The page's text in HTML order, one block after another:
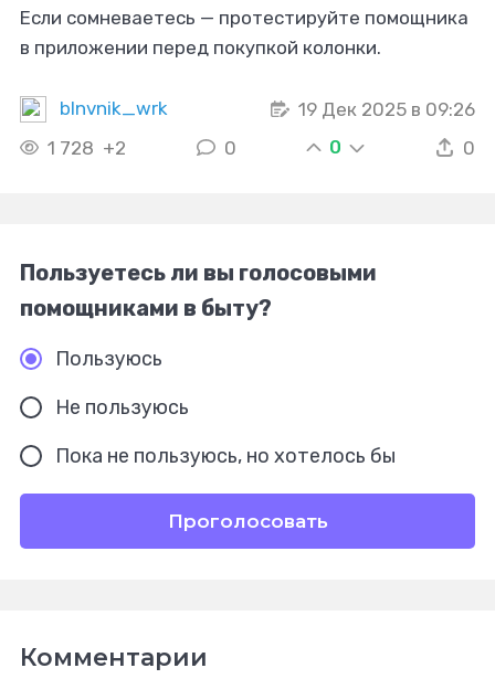
Если сомневаетесь — протестируйте помощника
в приложении перед покупкой колонки.
blnvnik_wrk
19 Дек 2025 в 09:26
1 728 +2 0 0 0
Пользуетесь ли вы голосовыми
помощниками в быту?
Пользуюсь
Не пользуюсь
Пока не пользуюсь, но хотелось бы
Проголосовать
Комментарии